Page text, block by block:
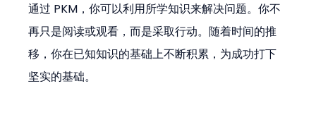
通过 PKM，你可以利用所学知识来解决问题。你不
再只是阅读或观看，而是采取行动。随着时间的推
移，你在已知知识的基础上不断积累，为成功打下
坚实的基础。